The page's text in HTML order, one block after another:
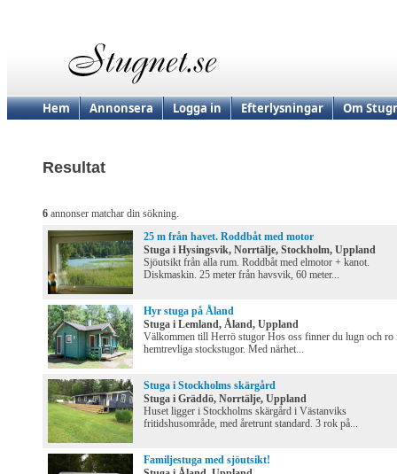
Hem Annonsera Logga in Efterlysningar Om
Resultat
6 annonser matchar din sökning.
25 m från havet. Roddbåt med motor
Stuga i Hysingsvik, Norrtälje, Stockholm, Uppland
Sjöutsikt från alla rum. Roddbåt med elmotor + kanot.
Diskmaskin. 25 meter från havsvik, 60 meter...
Hyr stuga på Åland
Stuga i Lemland, Åland, Uppland
Välkommen till Herrö stugor Hos oss finner du lugn och ro
hemtrevliga stockstugor. Med närhet...
Stuga i Stockholms skärgård
Stuga i Gräddö, Norrtälje, Uppland
Huset ligger i Stockholms skärgård i Västanviks
fritidshusområde, med åretrunt standard. 3 rok på...
Familjestuga med sjöutsikt!